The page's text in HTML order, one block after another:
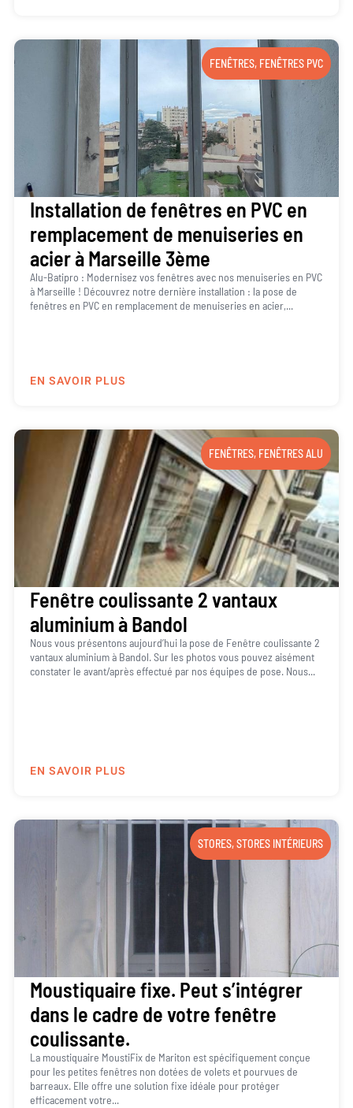
FENÊTRES, FENÊTRES PVC
Installation de fenêtres en PVC en
remplacement de menuiseries en
acier à Marseille 3ème
Alu-Batipro : Modernisez vos fenêtres avec nos menuiseries en PVC
à Marseille ! Découvrez notre dernière installation : la pose de
fenêtres en PVC en remplacement de menuiseries en acier,...
EN SAVOIR PLUS
FENÊTRES, FENÊTRES ALU
Fenêtre coulissante 2 vantaux
aluminium à Bandol
Nous vous présentons aujourd’hui la pose de Fenêtre coulissante 2
vantaux aluminium à Bandol. Sur les photos vous pouvez aisément
constater le avant/après effectué par nos équipes de pose. Nous...
EN SAVOIR PLUS
STORES,STORES INTÉRIEURS
Moustiquaire fixe. Peut s’intégrer
dans le cadre de votre fenêtre
coulissante.
La moustiquaire MoustiFix de Mariton est spécifiquement conçue
pour les petites fenêtres non dotées de volets et pourvues de
barreaux. Elle offre une solution fixe idéale pour protéger
efficacement votre...